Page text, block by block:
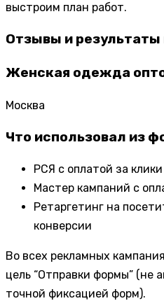
выстроим план работ.
Отзывы и результаты
Женская одежда
Москва
Что использовал из
РСЯ с оплатой за
Мастер кампаний с
Ретаргетинг на
конверсии
Во всех рекламных
цель “Отправки формы” (не
точной фиксацией форм).